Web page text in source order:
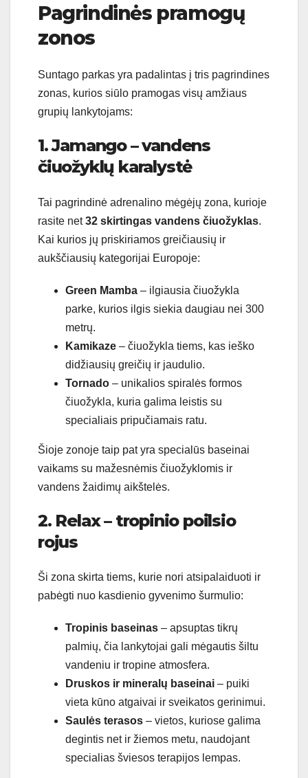
Pagrindinės pramogų
zonos
Suntago parkas yra padalintas į tris pagrindines
zonas, kurios siūlo pramogas visų amžiaus
grupių lankytojams:
1. Jamango – vandens
čiuožyklų karalystė
Tai pagrindinė adrenalino mėgėjų zona, kurioje
rasite net32 skirtingas vandens čiuožyklas.
Kai kurios jų priskiriamos greičiausių ir
aukščiausių kategorijai Europoje:
Green Mamba – ilgiausia čiuožykla
parke, kurios ilgis siekia daugiau nei 300
metrų.
Kamikaze – čiuožykla tiems, kas ieško
didžiausių greičių ir jaudulio.
Tornado – unikalios spiralės formos
čiuožykla, kuria galima leistis su
specialiais pripučiamais ratu.
Šioje zonoje taip pat yra specialūs baseinai
vaikams su mažesnėmis čiuožyklomis ir
vandens žaidimų aikštelės.
2. Relax – tropinio poilsio
rojus
Ši zona skirta tiems, kurie nori atsipalaiduoti ir
pabėgti nuo kasdienio gyvenimo šurmulio:
Tropinis baseinas – apsuptas tikrų
palmių, čia lankytojai gali mėgautis šiltu
vandeniu ir tropine atmosfera.
Druskos ir mineralų baseinai – puiki
vieta kūno atgaivai ir sveikatos gerinimui.
Saulės terasos – vietos, kuriose galima
degintis net ir žiemos metu, naudojant
specialias šviesos terapijos lempas.